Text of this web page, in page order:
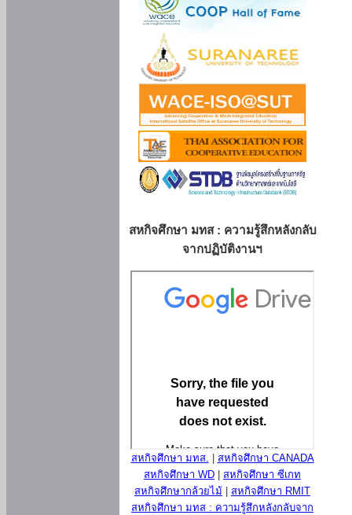
สหกิจศึกษา มทส : ความรู้สึกหลังกลับ
จากปฏิบัติงานฯ
สหกิจศึกษา มทส.
สหกิจศึกษา CANADA
สหกิจศึกษา WD
สหกิจศึกษา ซีเกท
สหกิจศึกษากล้วยไม้
สหกิจศึกษา RMIT
สหกิจศึกษา มทส : ความรู้สึกหลังกลับจาก